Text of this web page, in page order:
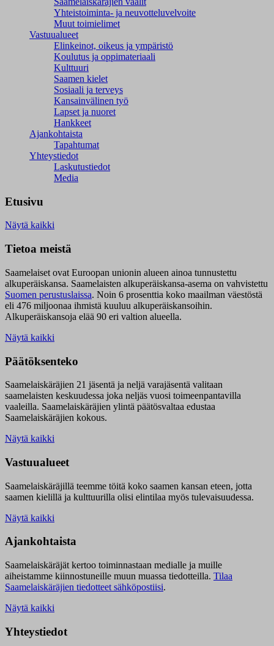
Yhteistoiminta- ja neuvotteluvelvoite
Muut toimielimet
Vastuualueet
Elinkeinot, oikeus ja ympäristö
Koulutus ja oppimateriaali
Kulttuuri
Saamen kielet
Sosiaali ja terveys
Kansainvälinen työ
Lapset ja nuoret
Hankkeet
Ajankohtaista
Tapahtumat
Yhteystiedot
Laskutustiedot
Media
Etusivu
Näytä kaikki
Tietoa meistä
Saamelaiset ovat Euroopan unionin alueen ainoa tunnustettu
alkuperäiskansa. Saamelaisten alkuperäiskansa-asema on vahvistettu
Suomen perustuslaissa. Noin 6 prosenttia koko maailman väestöstä
eli 476 miljoonaa ihmistä kuuluu alkuperäiskansoihin.
Alkuperäiskansoja elää 90 eri valtion alueella.
Näytä kaikki
Päätöksenteko
Saamelaiskäräjien 21 jäsentä ja neljä varajäsentä valitaan
saamelaisten keskuudessa joka neljäs vuosi toimeenpantavilla
vaaleilla. Saamelaiskäräjien ylintä päätösvaltaa edustaa
Saamelaiskäräjien kokous.
Näytä kaikki
Vastuualueet
Saamelaiskäräjillä teemme töitä koko saamen kansan eteen, jotta
saamen kielillä ja kulttuurilla olisi elintilaa myös tulevaisuudessa.
Näytä kaikki
Ajankohtaista
Saamelaiskäräjät kertoo toiminnastaan medialle ja muille
aiheistamme kiinnostuneille muun muassa tiedotteilla. Tilaa
Saamelaiskäräjien tiedotteet sähköpostiisi.
Näytä kaikki
Yhteystiedot